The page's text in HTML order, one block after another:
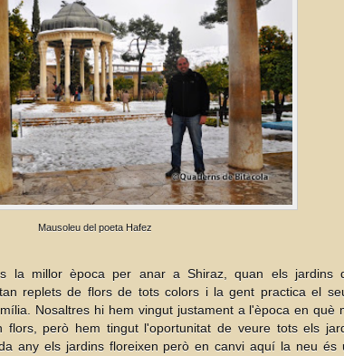
Mausoleu del poeta Hafez
la millor època per anar a Shiraz, quan els jardins
replets de flors de tots colors i la gent practica el
Nosaltres hi hem vingut justament a l'època en què
però hem tingut l'oportunitat de veure tots els
any els jardins floreixen però en canvi aquí la neu és